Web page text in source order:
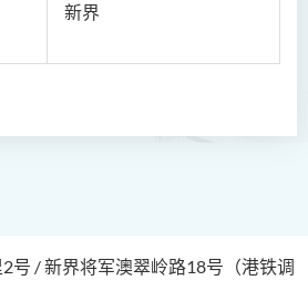
新界
号 / 新界将军澳翠岭路18号（港铁调